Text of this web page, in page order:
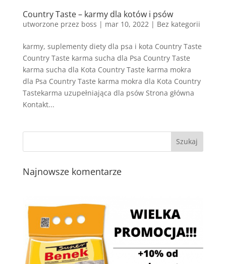
Country Taste – karmy dla kotów i psów
utworzone przez boss | mar 10, 2022 | Bez kategorii
karmy, suplementy diety dla psa i kota Country Taste
Country Taste karma sucha dla Psa Country Taste
karma sucha dla Kota Country Taste karma mokra
dla Psa Country Taste karma mokra dla Kota Country
Tastekarma uzupełniająca dla psów Strona główna
Kontakt...
Najnowsze komentarze